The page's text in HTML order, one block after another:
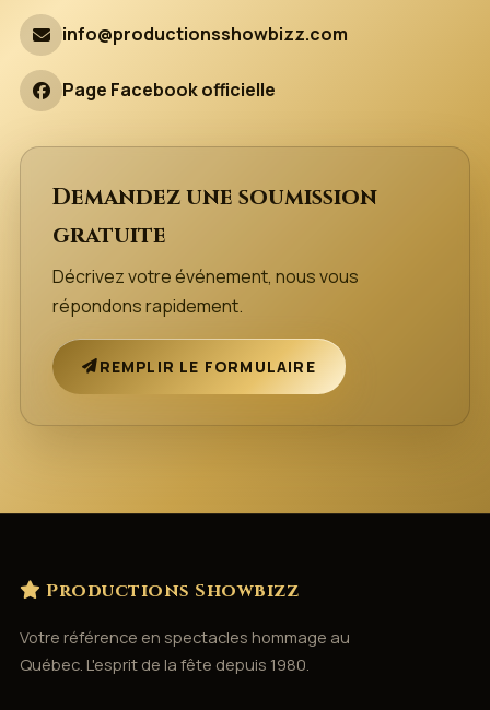
info@productionsshowbizz.com
Page Facebook officielle
Demandez une soumission
gratuite
Décrivez votre événement, nous vous
répondons rapidement.
REMPLIR LE FORMULAIRE
Productions Showbizz
Votre référence en spectacles hommage au
Québec. L'esprit de la fête depuis 1980.